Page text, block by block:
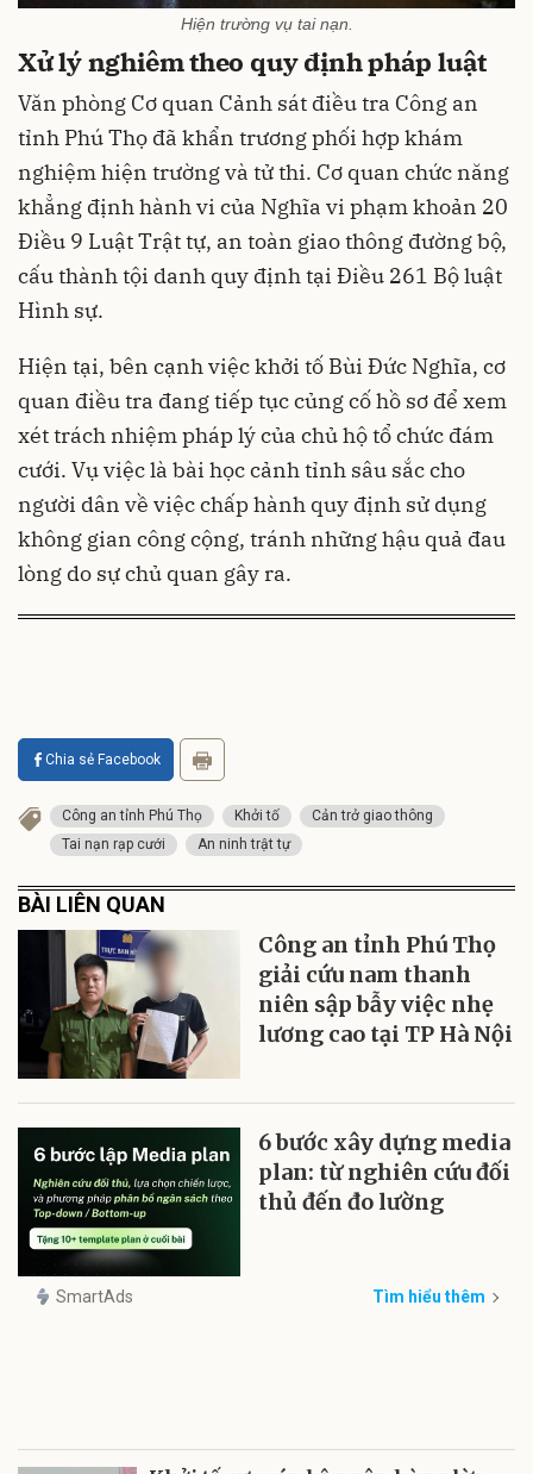
Hiện trường vụ tai nạn.
Xử lý nghiêm theo quy định pháp luật
Văn phòng Cơ quan Cảnh sát điều tra Công an
tỉnh Phú Thọ đã khẩn trương phối hợp khám
nghiệm hiện trường và tử thi. Cơ quan chức năng
khẳng định hành vi của Nghĩa vi phạm khoản 20
Điều 9 Luật Trật tự, an toàn giao thông đường bộ,
cấu thành tội danh quy định tại Điều 261 Bộ luật
Hình sự.
Hiện tại, bên cạnh việc khởi tố Bùi Đức Nghĩa, cơ
quan điều tra đang tiếp tục củng cố hồ sơ để xem
xét trách nhiệm pháp lý của chủ hộ tổ chức đám
cưới. Vụ việc là bài học cảnh tỉnh sâu sắc cho
người dân về việc chấp hành quy định sử dụng
không gian công cộng, tránh những hậu quả đau
lòng do sự chủ quan gây ra.
Chia sẻ Facebook
Công an tỉnh Phú Thọ Khởi tố
Cản trở giao thông
Tai nạn rạp cưới
An ninh trật tự
BÀI LIÊN QUAN
Công an tỉnh Phú Thọ
giải cứu nam thanh
niên sập bẫy việc nhẹ
lương cao tại TP Hà Nội
6 bước xây dựng media
plan: từ nghiên cứu đối
thủ đến đo lường
SmartAds Tìm hiểu thêm